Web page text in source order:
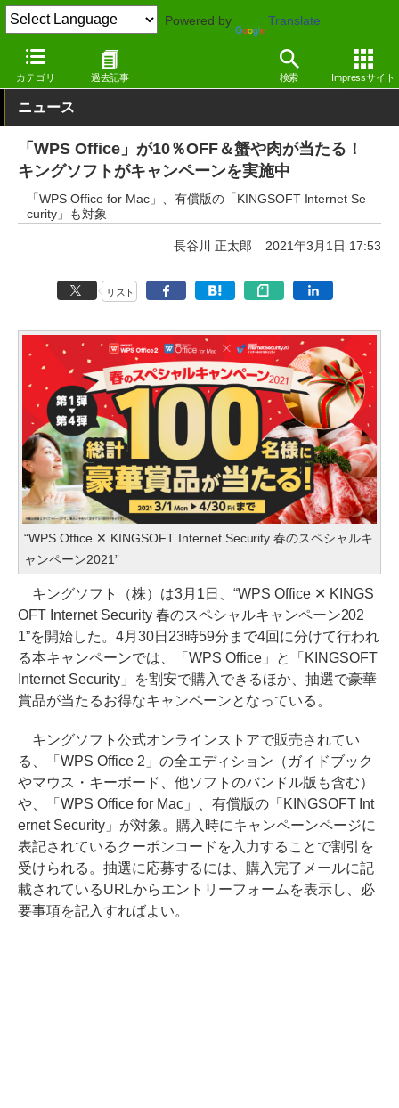
Powered by Translate
カテゴリ 過去記事 検索 Impressサイト
窓の杜 オフィス・ドキュメント Windows
ニュース
「WPS Office」が10％OFF＆蟹や肉が当たる！
キングソフトがキャンペーンを実施中
「WPS Office for Mac」、有償版の「KINGSOFT Internet Se
curity」も対象
長谷川 正太郎 2021年3月1日 17:53
リスト
“WPS Office ✕ KINGSOFT Internet Security 春のスペシャルキ
ャンペーン2021”
キングソフト（株）は3月1日、“WPS Office ✕ KINGS
OFT Internet Security 春のスペシャルキャンペーン202
1”を開始した。4月30日23時59分まで4回に分けて行われ
る本キャンペーンでは、「WPS Office」と「KINGSOFT
Internet Security」を割安で購入できるほか、抽選で豪華
賞品が当たるお得なキャンペーンとなっている。
キングソフト公式オンラインストアで販売されてい
る、「WPS Office 2」の全エディション（ガイドブック
やマウス・キーボード、他ソフトのバンドル版も含む）
や、「WPS Office for Mac」、有償版の「KINGSOFT Int
ernet Security」が対象。購入時にキャンペーンページに
表記されているクーポンコードを入力することで割引を
受けられる。抽選に応募するには、購入完了メールに記
載されているURLからエントリーフォームを表示し、必
要事項を記入すればよい。